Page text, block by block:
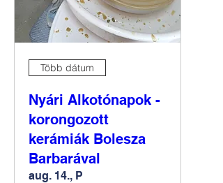
Több dátum
Nyári Alkotónapok -
korongozott
kerámiák Bolesza
Barbarával
aug. 14., P